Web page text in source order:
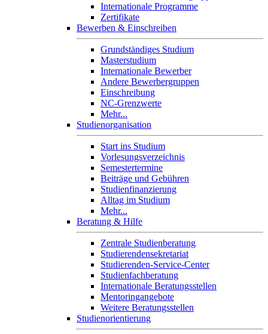
Internationale Programme
Zertifikate
Bewerben & Einschreiben
Grundständiges Studium
Masterstudium
Internationale Bewerber
Andere Bewerbergruppen
Einschreibung
NC-Grenzwerte
Mehr...
Studienorganisation
Start ins Studium
Vorlesungsverzeichnis
Semestertermine
Beiträge und Gebühren
Studienfinanzierung
Alltag im Studium
Mehr...
Beratung & Hilfe
Zentrale Studienberatung
Studierendensekretariat
Studierenden-Service-Center
Studienfachberatung
Internationale Beratungsstellen
Mentoringangebote
Weitere Beratungsstellen
Studienorientierung